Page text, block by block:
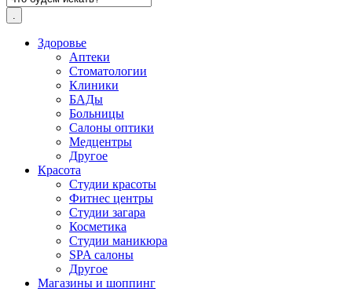
Здоровье
Аптеки
Стоматологии
Клиники
БАДы
Больницы
Салоны оптики
Медцентры
Другое
Красота
Студии красоты
Фитнес центры
Студии загара
Косметика
Студии маникюра
SPA салоны
Другое
Магазины и шоппинг